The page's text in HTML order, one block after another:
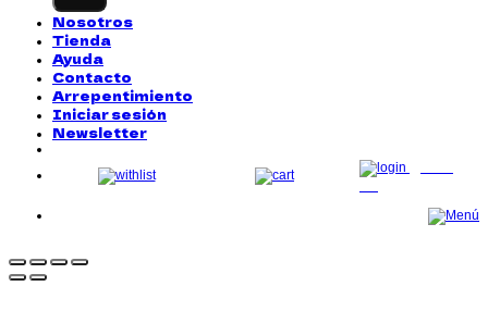
Nosotros
Tienda
Ayuda
Contacto
Arrepentimiento
Iniciar sesión
Newsletter